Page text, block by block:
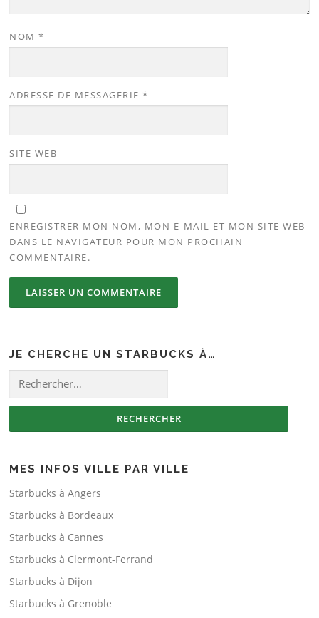
NOM*
ADRESSE DE MESSAGERIE*
SITE WEB
ENREGISTRER MON NOM, MON E-MAIL ET MON SITE WEB
DANS LE NAVIGATEUR POUR MON PROCHAIN
COMMENTAIRE.
JE CHERCHE UN STARBUCKS À…
Rechercher :
MES INFOS VILLE PAR VILLE
Starbucks à Angers
Starbucks à Bordeaux
Starbucks à Cannes
Starbucks à Clermont-Ferrand
Starbucks à Dijon
Starbucks à Grenoble